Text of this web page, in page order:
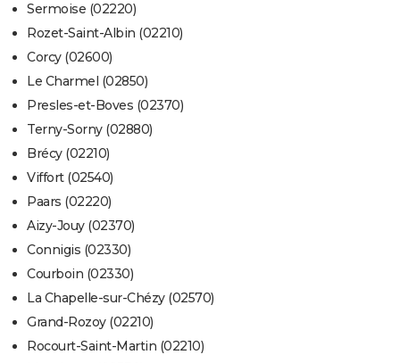
Sermoise (02220)
Rozet-Saint-Albin (02210)
Corcy (02600)
Le Charmel (02850)
Presles-et-Boves (02370)
Terny-Sorny (02880)
Brécy (02210)
Viffort (02540)
Paars (02220)
Aizy-Jouy (02370)
Connigis (02330)
Courboin (02330)
La Chapelle-sur-Chézy (02570)
Grand-Rozoy (02210)
Rocourt-Saint-Martin (02210)